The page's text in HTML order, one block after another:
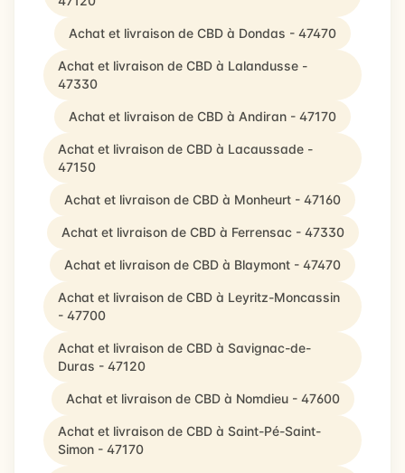
Achat et livraison de CBD à Dondas - 47470
Achat et livraison de CBD à Lalandusse -
47330
Achat et livraison de CBD à Andiran - 47170
Achat et livraison de CBD à Lacaussade -
47150
Achat et livraison de CBD à Monheurt - 47160
Achat et livraison de CBD à Ferrensac - 47330
Achat et livraison de CBD à Blaymont - 47470
Achat et livraison de CBD à Leyritz-Moncassin
- 47700
Achat et livraison de CBD à Savignac-de-
Duras - 47120
Achat et livraison de CBD à Nomdieu - 47600
Achat et livraison de CBD à Saint-Pé-Saint-
Simon - 47170